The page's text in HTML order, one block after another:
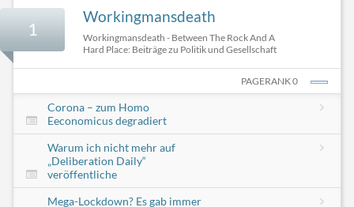
1
Workingmansdeath
Workingmansdeath - Between The Rock And A
Hard Place: Beiträge zu Politik und Gesellschaft
PAGERANK 0
Corona – zum Homo
Eeconomicus degradiert
Warum ich nicht mehr auf
„Deliberation Daily“
veröffentliche
Mega-Lockdown? Es gab immer